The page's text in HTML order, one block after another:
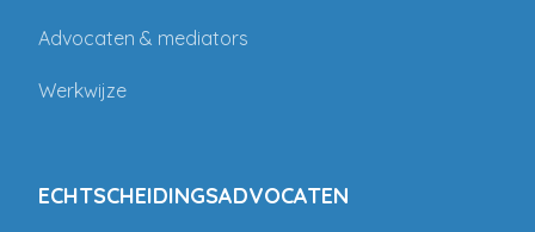
Advocaten & mediators
Werkwijze
ECHTSCHEIDINGSADVOCATEN